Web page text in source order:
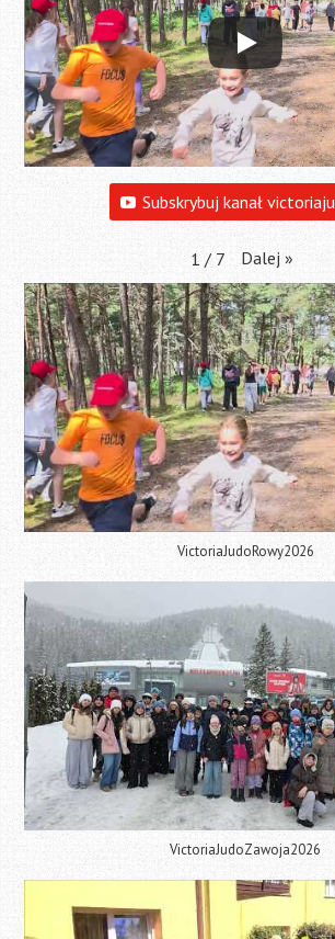
Subskrybuj kanał
1 / 7 Dalej »
VictoriaJudoRowy2026
VictoriaJudoZawoja2026